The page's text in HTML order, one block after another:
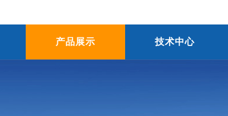
产品展示 技术中心